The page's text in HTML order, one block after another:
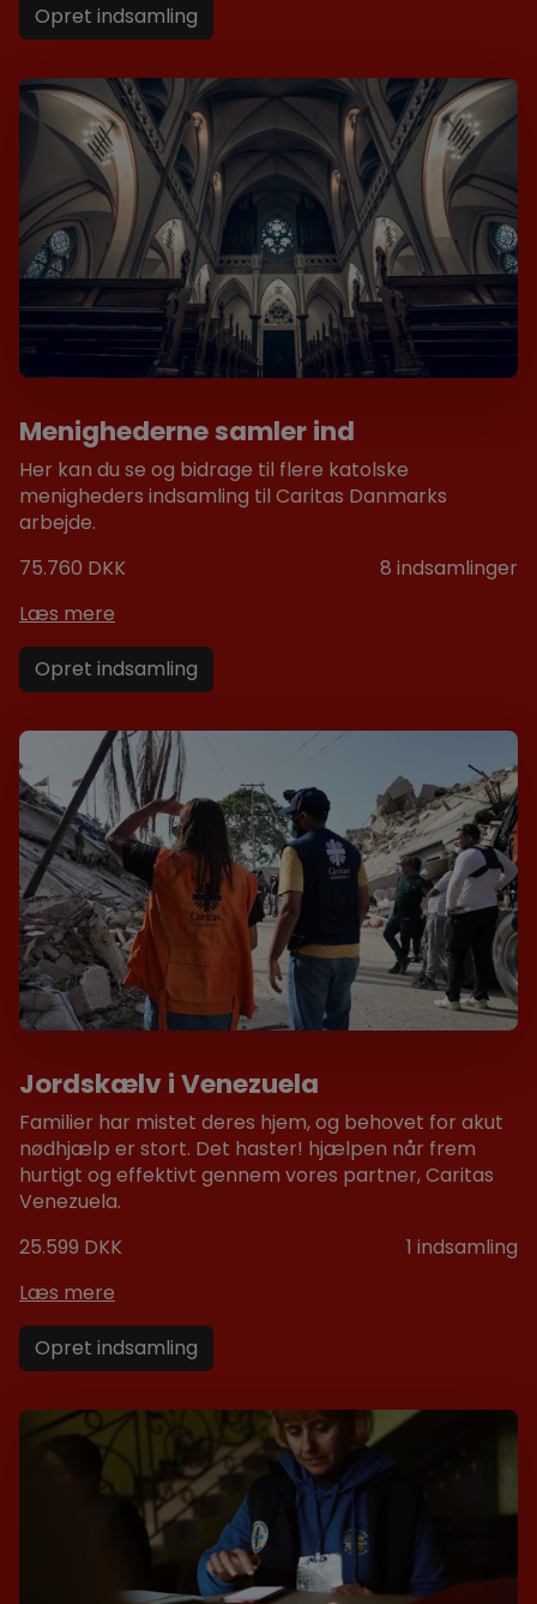
Opret indsamling
Menighederne samler ind
Her kan du se og bidrage til flere katolske
menigheders indsamling til Caritas Danmarks
arbejde.
75.760 DKK
8 indsamlinger
Læs mere
Opret indsamling
Jordskælv i Venezuela
Familier har mistet deres hjem, og behovet for akut
nødhjælp er stort. Det haster! hjælpen når frem
hurtigt og effektivt gennem vores partner, Caritas
Venezuela.
25.599 DKK
1 indsamling
Læs mere
Opret indsamling